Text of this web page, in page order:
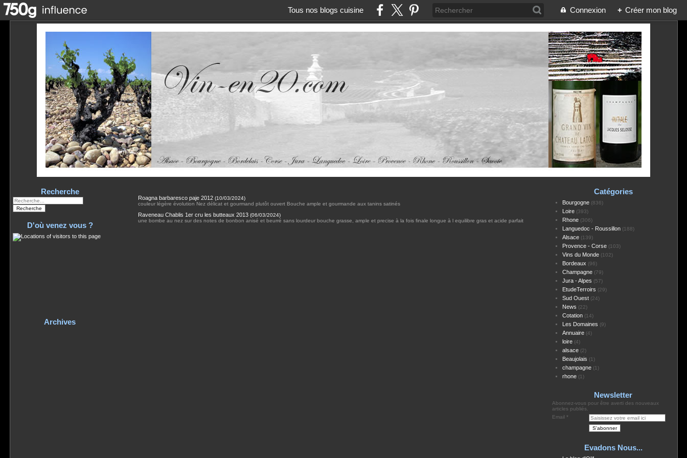
Tous nos blogs cuisine Connexion + Créer mon blog
Recherche
D'où venez vous ?
Archives
Roagna barbaresco paje 2012(10/03/2024)
couleur légère évolution Nez délicat et gourmand plutôt ouvert Bouche ample et gourmande aux tanins satinés
Raveneau Chablis 1er cru les butteaux 2013(06/03/2024)
une bombe au nez sur des notes de bonbon anisé et beurré sans lourdeur bouche grasse, ample et precise à la fois finale longue à l equilibre gras et acide parfait
Catégories
Bourgogne(836)
Loire(393)
Rhone(306)
Languedoc - Roussillon(188)
Alsace(139)
Provence - Corse(103)
Vins du Monde(102)
Bordeaux (96)
Champagne(79)
Jura - Alpes (57)
EtudeTerroirs (29)
Sud Ouest(24)
News (22)
Cotation(14)
Les Domaines (9)
Annuaire(4)
loire(4)
alsace(2)
Beaujolais (1)
champagne(1)
rhone(1)
Newsletter
Abonnez-vous pour être averti des nouveaux
articles publiés.
Email
Evadons Nous...